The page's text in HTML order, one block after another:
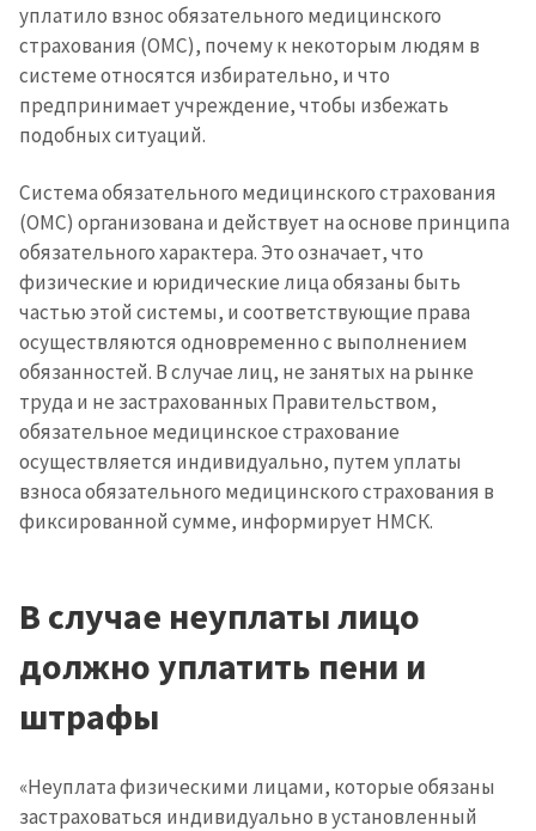
уплатило взнос обязательного медицинского
страхования (ОМС), почему к некоторым людям в
системе относятся избирательно, и что
предпринимает учреждение, чтобы избежать
подобных ситуаций.
Система обязательного медицинского страхования
(ОМС) организована и действует на основе принципа
обязательного характера. Это означает, что
физические и юридические лица обязаны быть
частью этой системы, и соответствующие права
осуществляются одновременно с выполнением
обязанностей. В случае лиц, не занятых на рынке
труда и не застрахованных Правительством,
обязательное медицинское страхование
осуществляется индивидуально, путем уплаты
взноса обязательного медицинского страхования в
фиксированной сумме, информирует НМСК.
В случае неуплаты лицо
должно уплатить пени и
штрафы
«Неуплата физическими лицами, которые обязаны
застраховаться индивидуально в установленный